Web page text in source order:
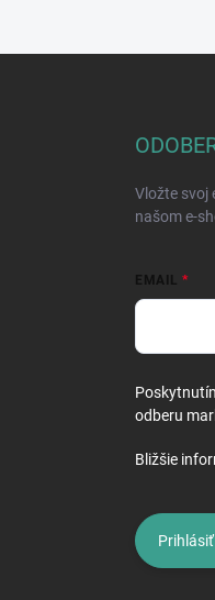
Vložte svoj
našom e-
EMAIL
odberu
Bližšie